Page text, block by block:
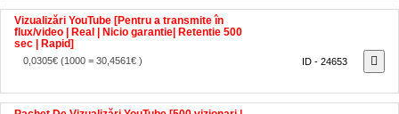
Vizualizări YouTube [Pentru a transmite în
flux/video | Real | Nicio garantie| Retentie 500
sec | Rapid]
0,0305€(1000 = 30,4561€ )
Pachet De Vizualizări YouTube [500 vizionari |